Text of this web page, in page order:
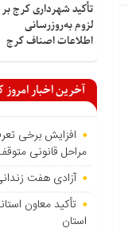
تأکید شهرداری کرج بر
لزوم به‌روزرسانی
اطلاعات اصناف کرج
آخرین اخبار امروز
افزایش برخی
مراحل قانونی
آزادی هفت
تأکید معاون
استان